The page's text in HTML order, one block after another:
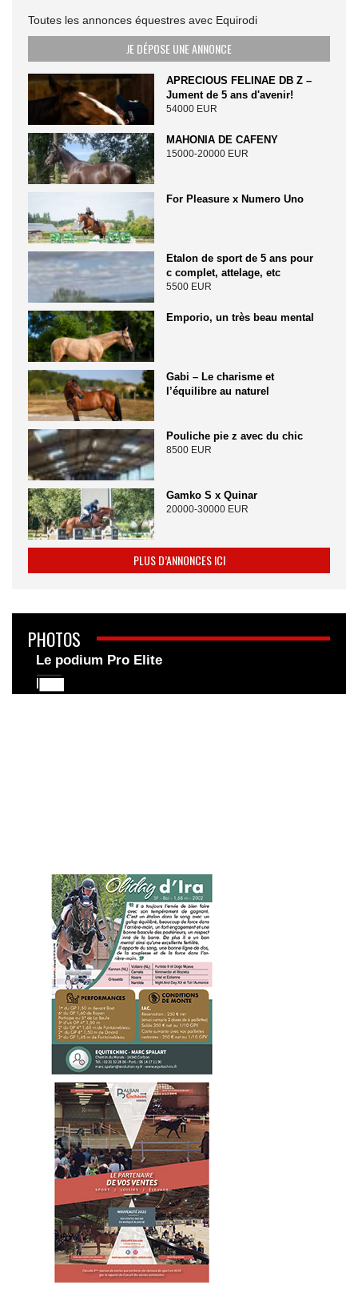
Toutes les annonces équestres avec Equirodi
JE DÉPOSE UNE ANNONCE
APRECIOUS FELINAE DB Z –
Jument de 5 ans d'avenir!
54000 EUR
MAHONIA DE CAFENY
15000-20000 EUR
For Pleasure x Numero Uno
Etalon de sport de 5 ans pour
c complet, attelage, etc
5500 EUR
Emporio, un très beau mental
Gabi – Le charisme et
l’équilibre au naturel
Pouliche pie z avec du chic
8500 EUR
Gamko S x Quinar
20000-30000 EUR
PLUS D’ANNONCES ICI
PHOTOS
Le podium Pro Elite